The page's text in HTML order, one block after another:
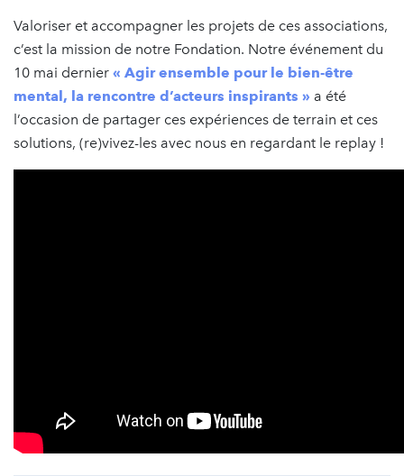
Valoriser et accompagner les projets de ces associations,
c’est la mission de notre Fondation. Notre événement du
10 mai dernier « Agir ensemble pour le bien-être
mental, la rencontre d’acteurs inspirants » a été
l’occasion de partager ces expériences de terrain et ces
solutions, (re)vivez-les avec nous en regardant le replay !